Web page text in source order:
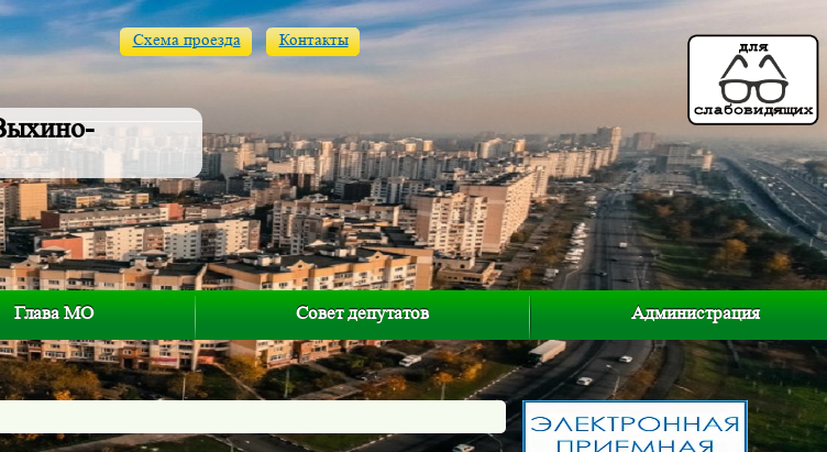
Схема проезда Контакты
Глава МО Совет депутатов Администрация